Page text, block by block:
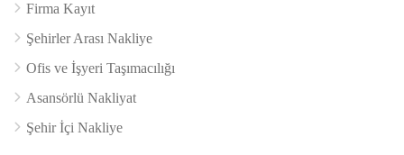
Firma Kayıt
Şehirler Arası Nakliye
Ofis ve İşyeri Taşımacılığı
Asansörlü Nakliyat
Şehir İçi Nakliye